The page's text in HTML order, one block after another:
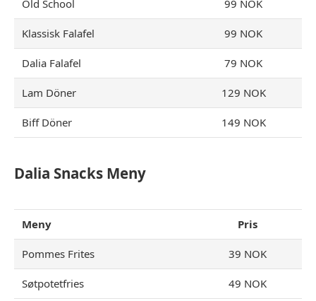
Old School 99 NOK
Klassisk Falafel 99 NOK
Dalia Falafel 79 NOK
Lam Döner 129 NOK
Biff Döner 149 NOK
Dalia Snacks Meny
Meny Pris
Pommes Frites 39 NOK
Søtpotetfries 49 NOK